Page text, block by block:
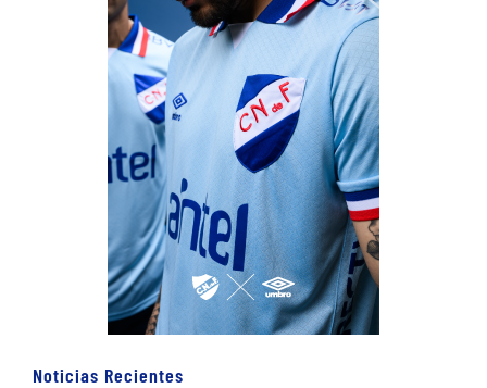
Noticias Recientes